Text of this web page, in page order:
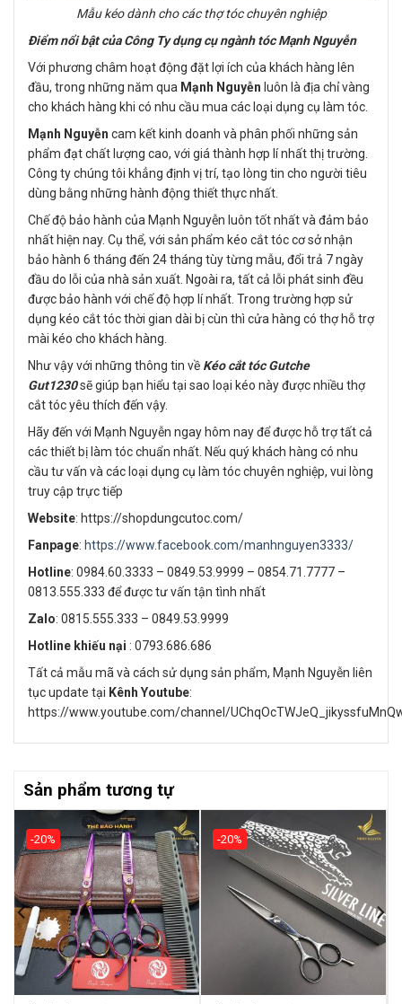
Mẫu kéo dành cho các thợ tóc chuyên nghiệp
Điểm nổi bật của Công Ty dụng cụ ngành tóc Mạnh Nguyễn
Với phương châm hoạt động đặt lợi ích của khách hàng lên
đầu, trong những năm qua Mạnh Nguyễn luôn là địa chỉ vàng
cho khách hàng khi có nhu cầu mua các loại dụng cụ làm tóc.
Mạnh Nguyễn cam kết kinh doanh và phân phối những sản
phẩm đạt chất lượng cao, với giá thành hợp lí nhất thị trường.
Công ty chúng tôi khẳng định vị trí, tạo lòng tin cho người tiêu
dùng bằng những hành động thiết thực nhất.
Chế độ bảo hành của Mạnh Nguyễn luôn tốt nhất và đảm bảo
nhất hiện nay. Cụ thể, với sản phẩm kéo cắt tóc cơ sở nhận
bảo hành 6 tháng đến 24 tháng tùy từng mẫu, đổi trả 7 ngày
đầu do lỗi của nhà sản xuất. Ngoài ra, tất cả lỗi phát sinh đều
được bảo hành với chế độ hợp lí nhất. Trong trường hợp sử
dụng kéo cắt tóc thời gian dài bị cùn thì cửa hàng có thợ hỗ trợ
mài kéo cho khách hàng.
Như vậy với những thông tin về Kéo cắt tóc Gutche
Gut1230sẽ giúp bạn hiểu tại sao loại kéo này được nhiều thợ
cắt tóc yêu thích đến vậy.
Hãy đến với Mạnh Nguyễn ngay hôm nay để được hỗ trợ tất cả
các thiết bị làm tóc chuẩn nhất. Nếu quý khách hàng có nhu
cầu tư vấn và các loại dụng cụ làm tóc chuyên nghiệp, vui lòng
truy cập trực tiếp
Website: https://shopdungcutoc.com/
Fanpage: https://www.facebook.com/manhnguyen3333/
Hotline: 0984.60.3333 – 0849.53.9999 – 0854.71.7777 –
0813.555.333 để được tư vấn tận tình nhất
Zalo: 0815.555.333 – 0849.53.9999
Hotline khiếu nại : 0793.686.686
Tất cả mẫu mã và cách sử dụng sản phẩm, Mạnh Nguyễn liên
tục update tại Kênh Youtube:
https://www.youtube.com/channel/
Sản phẩm tương tự
-20% -20%